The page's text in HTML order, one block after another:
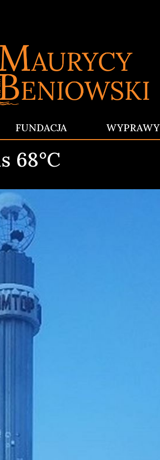
FUNDACJA WYPRAWY
68°C